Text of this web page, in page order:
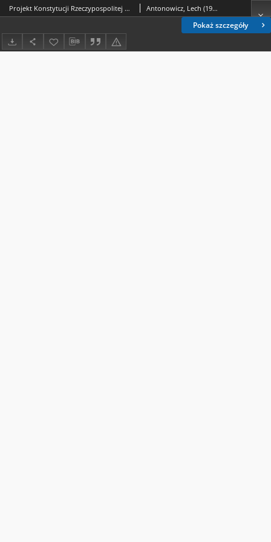
Pokaż szczegóły
Projekt Konstytucji Rzeczypospolitej Polskiej ze stanowiska prawa międzynarodowego Antonowicz, Lech (1928- ).